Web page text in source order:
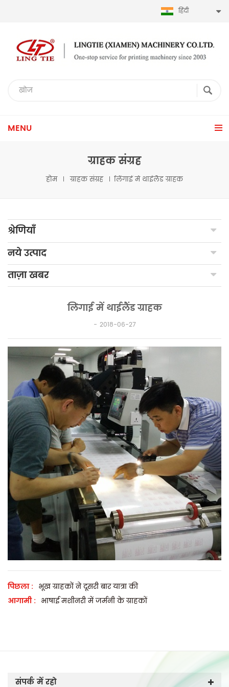
हिंदी
MENU
ग्राहक संग्रह
होम ग्राहक संग्रह लिंगाई में थाईलैंड ग्राहक
श्रेणियाँ
नये उत्पाद
ताज़ा खबर
लिंगाई में थाईलैंड ग्राहक
2018-06-27
पिछला : भूख ग्राहकों ने दूसरी बार यात्रा की
आगामी : भाषाई मशीनरी में जर्मनी के ग्राहकों
संपर्क में रहो